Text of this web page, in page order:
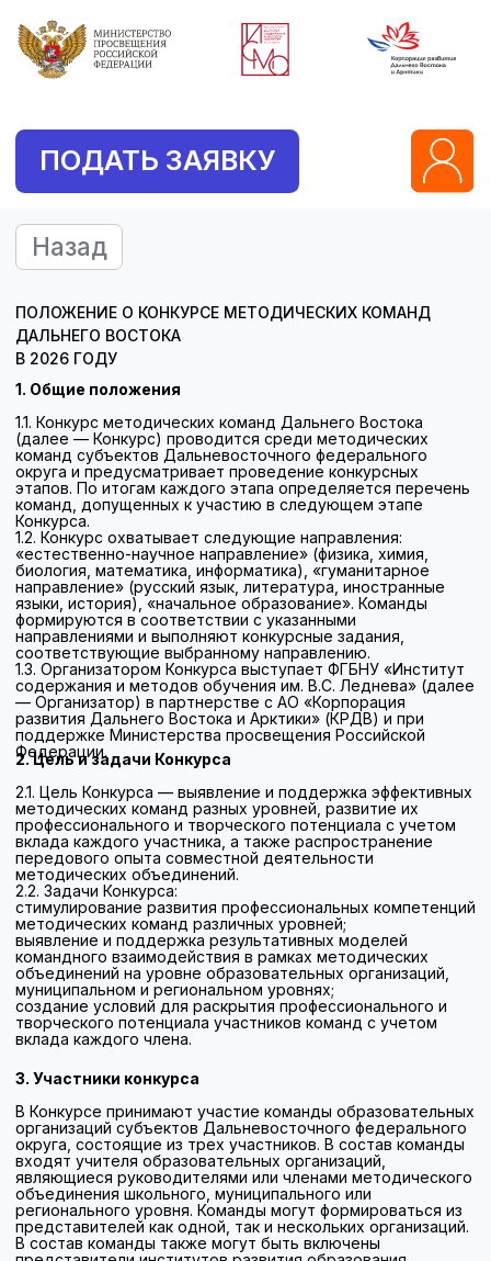
Назад
ПОЛОЖЕНИЕ О КОНКУРСЕ МЕТОДИЧЕСКИХ КОМАНД
ДАЛЬНЕГО ВОСТОКА
В 2026 ГОДУ
(далее — Конкурс) проводится среди методических
команд субъектов Дальневосточного федерального
округа и предусматривает проведение конкурсных
этапов. По итогам каждого этапа определяется перечень
команд, допущенных к участию в следующем этапе
1.2. Конкурс охватывает следующие направления:
«естественно-научное направление» (физика, химия,
направление» (русский язык, литература, иностранные
языки, история), «начальное образование». Команды
формируются в соответствии с указанными
направлениями и выполняют конкурсные задания,
соответствующие выбранному направлению.
1.3. Организатором Конкурса выступает ФГБНУ «Институт
содержания и методов обучения им. В.С. Леднева» (далее
— Организатор) в партнерстве с АО «Корпорация
развития Дальнего Востока и Арктики» (КРДВ) и при
поддержке Министерства просвещения Российской
Федерации.
2. Цель и задачи Конкурса
2.1. Цель Конкурса — выявление и поддержка эффективных
методических команд разных уровней, развитие их
профессионального и творческого потенциала с учетом
вклада каждого участника, а также распространение
передового опыта совместной деятельности
методических объединений.
2.2. Задачи Конкурса:
стимулирование развития профессиональных компетенций
методических команд различных уровней;
выявление и поддержка результативных моделей
командного взаимодействия в рамках методических
объединений на уровне образовательных организаций,
муниципальном и региональном уровнях;
создание условий для раскрытия профессионального и
творческого потенциала участников команд с учетом
вклада каждого члена.
3. Участники конкурса
В Конкурсе принимают участие команды образовательных
организаций субъектов Дальневосточного федерального
округа, состоящие из трех участников. В состав команды
входят учителя образовательных организаций,
являющиеся руководителями или членами методического
объединения школьного, муниципального или
регионального уровня. Команды могут формироваться из
представителей как одной, так и нескольких организаций.
В состав команды также могут быть включены
представители институтов развития образования,
педагогических колледжей и вузов (не более одного
члена команды).
Команды формируются по направлениям: «естественно-
научное направление» (физика, химия, биология,
математика, информатика), «гуманитарное» (русский язык,
литература, иностранные языки, история), «начальное
образование». Команды будут получать задания,
связанные с определенным направлением.
Команда самостоятельно определяет лидера
(ответственное лицо), осуществляющего
взаимодействие с Организатором Конкурса, включая
регистрацию личного кабинета на официальном сайте,
размещаемой в личном кабинете команды.
В случае возникновения объективных (уважительных)
течение периода проведения Конкурса, но не более
одного раза. Замена осуществляется на основании
письменного обращения команды, направленного
Организатору на адрес электронной почты, с указанием
причин и предоставлением необходимых
подтверждающих документов (при наличии). Решение о
замене принимается Организатором.
4. Сроки проведения Конкурса
Конкурс проводится с апреля по декабрь 2026 года в
несколько этапов: